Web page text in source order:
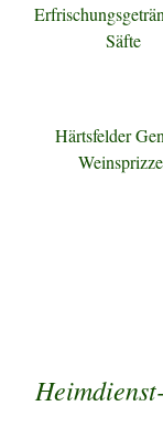
Säfte
Härtsfelder